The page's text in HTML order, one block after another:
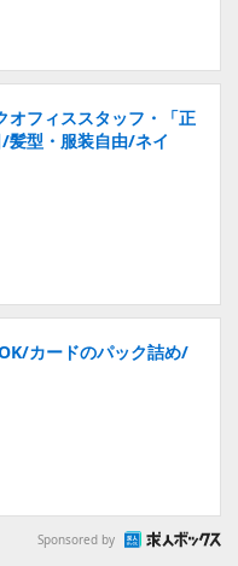
オフィススタッフ・「正
髪型・服装自由/ネイ
カードのパック詰め/
Sponsored by